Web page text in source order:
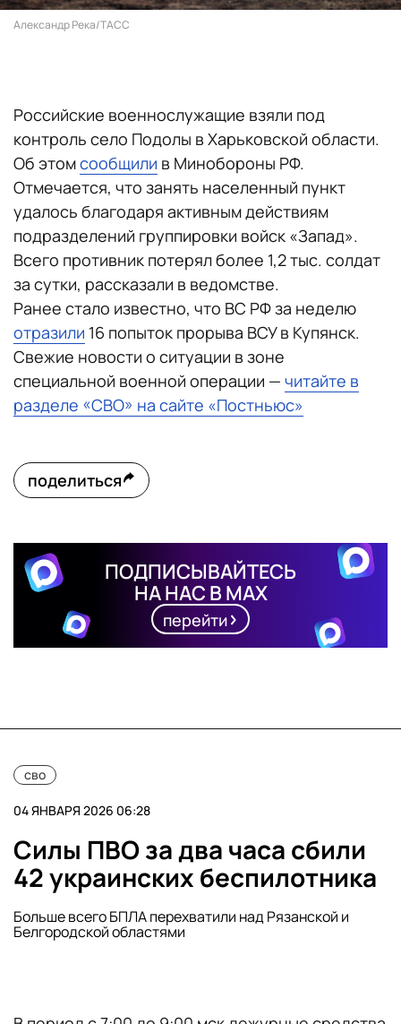
Александр Река/ТАСС
Российские военнослужащие взяли под
контроль село Подолы в Харьковской области.
Об этомсообщили в Минобороны РФ.
Отмечается, что занять населенный пункт
удалось благодаря активным действиям
подразделений группировки войск «Запад».
Всего противник потерял более 1,2 тыс. солдат
за сутки, рассказали в ведомстве.
Ранее стало известно, что ВС РФ за неделю
отразили 16 попыток прорыва ВСУ в Купянск.
Свежие новости о ситуации в зоне
специальной военной операции — читайте в
разделе «СВО» на сайте «Постньюс»
поделиться
ПОДПИСЫВАЙТЕСЬ
НА НАС В MAX
перейти
сво
04 ЯНВАРЯ 2026 06:28
Силы ПВО за два часа сбили
42 украинских беспилотника
Больше всего БПЛА перехватили над Рязанской и
Белгородской областями